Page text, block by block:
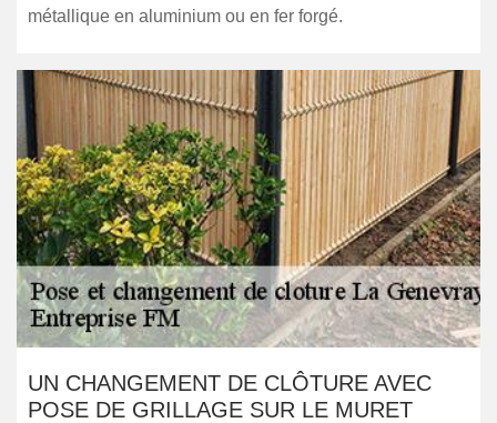
métallique en aluminium ou en fer forgé.
UN CHANGEMENT DE CLÔTURE AVEC
POSE DE GRILLAGE SUR LE MURET